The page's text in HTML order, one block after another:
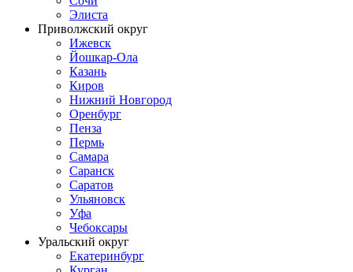
Элиста
Приволжский округ
Ижевск
Йошкар-Ола
Казань
Киров
Нижний Новгород
Оренбург
Пенза
Пермь
Самара
Саранск
Саратов
Ульяновск
Уфа
Чебоксары
Уральский округ
Екатеринбург